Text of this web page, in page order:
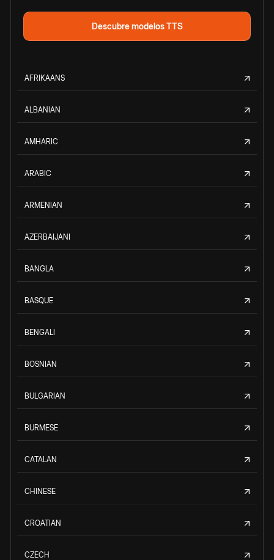
Descubre modelos TTS
AFRIKAANS
ALBANIAN
AMHARIC
ARABIC
ARMENIAN
AZERBAIJANI
BANGLA
BASQUE
BENGALI
BOSNIAN
BULGARIAN
BURMESE
CATALAN
CHINESE
CROATIAN
CZECH